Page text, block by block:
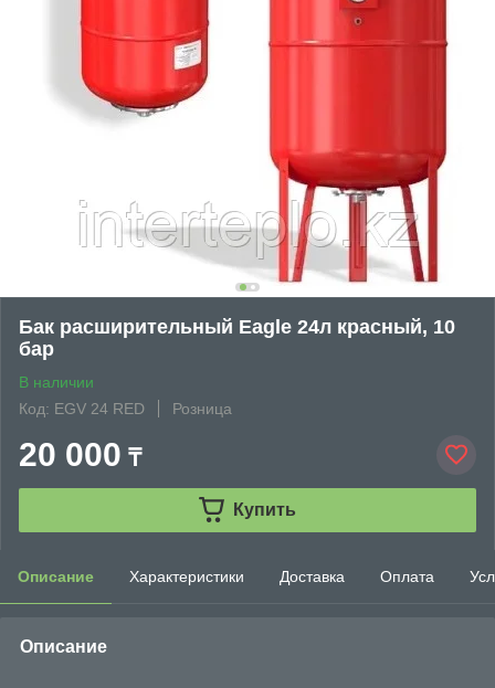
Бак расширительный Eagle 24л красный, 10
бар
В наличии
Код: EGV 24 RED
Розница
20 000 ₸
Купить
Описание Характеристики Доставка Оплата
Описание